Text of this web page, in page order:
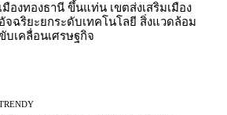
เมืองทองธานี ขึ้นแท่น เขตส่งเสริมเมือง
อัจฉริยะยกระดับเทคโนโลยี สิ่งแวดล้อม
บเคลื่อนเศรษฐกิจ